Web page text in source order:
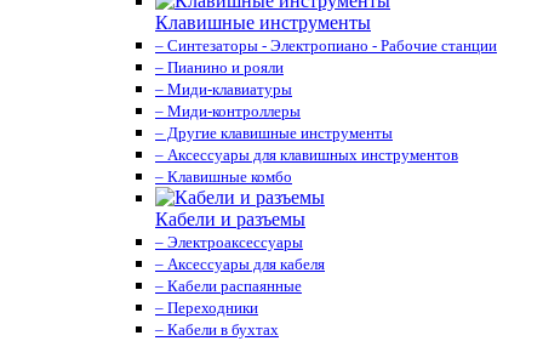
Клавишные инструменты
– Синтезаторы - Электропиано - Рабочие станции
– Пианино и рояли
– Миди-клавиатуры
– Миди-контроллеры
– Другие клавишные инструменты
– Аксессуары для клавишных инструментов
– Клавишные комбо
Кабели и разъемы
– Электроаксессуары
– Аксессуары для кабеля
– Кабели распаянные
– Переходники
– Кабели в бухтах